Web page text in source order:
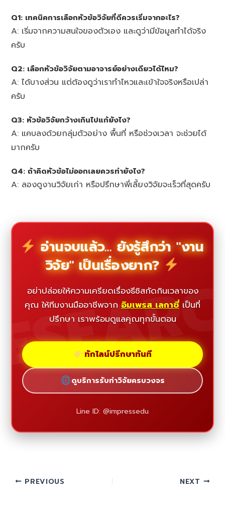
Q1: เทคนิคการเลือกหัวข้อวิจัยที่ดีควรเริ่มจากอะไร?
A: เริ่มจากความสนใจของตัวเอง และดูว่ามีข้อมูลทำได้จริง
ครับ
Q2: เลือกหัวข้อวิจัยตามอาจารย์อย่างเดียวได้ไหม?
A: ได้บางส่วน แต่ต้องดูว่าเราทำไหวและเข้าใจจริงหรือเปล่า
ครับ
Q3: หัวข้อวิจัยกว้างเกินไปแก้ยังไง?
A: แคบลงด้วยกลุ่มตัวอย่าง พื้นที่ หรือช่วงเวลา จะช่วยได้
มากครับ
Q4: ถ้าคิดหัวข้อไม่ออกเลยควรทำยังไง?
A: ลองดูงานวิจัยเก่า หรือปรึกษาพี่เลี้ยงวิจัยจะเร็วที่สุดครับ
อ่านจบแล้ว... ยังรู้สึกว่า "งาน
วิจัย" เป็นเรื่องยาก?
อย่าปล่อยให้ความเครียดเรื่องธีซิสกัดกินเวลาของ
คุณ ให้ทีมงานมืออาชีพจาก อิมเพรส เลกาซี่ เป็นที่
ปรึกษา เราพร้อมดูแลคุณทุกขั้นตอน
ทักไลน์ปรึกษาทันที
ดูบริการรับทำวิจัยครบวงจร
Line ID: @impressedu
PREVIOUS NEXT